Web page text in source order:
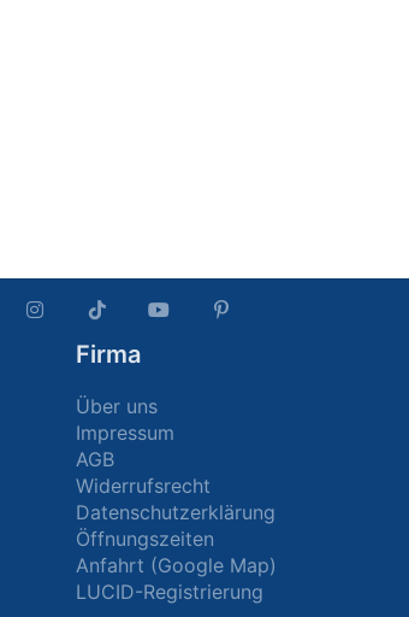
Firma
Über uns
Impressum
AGB
Widerrufsrecht
Datenschutzerklärung
Öffnungszeiten
Anfahrt (Google Map)
LUCID-Registrierung